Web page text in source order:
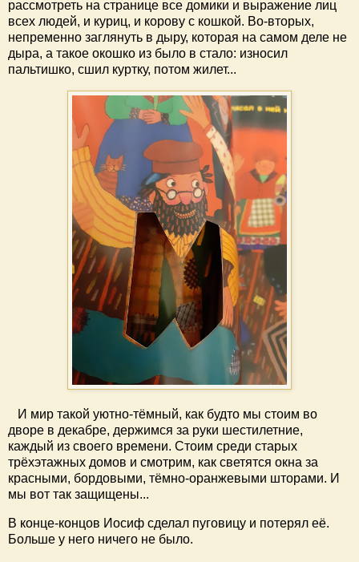
рассмотреть на странице все домики и выражение лиц
всех людей, и куриц, и корову с кошкой. Во-вторых,
непременно заглянуть в дыру, которая на самом деле не
дыра, а такое окошко из было в стало: износил
пальтишко, сшил куртку, потом жилет...
И мир такой уютно-тёмный, как будто мы стоим во
дворе в декабре, держимся за руки шестилетние,
каждый из своего времени. Стоим среди старых
трёхэтажных домов и смотрим, как светятся окна за
красными, бордовыми, тёмно-оранжевыми шторами. И
мы вот так защищены...
В конце-концов Иосиф сделал пуговицу и потерял её.
Больше у него ничего не было.